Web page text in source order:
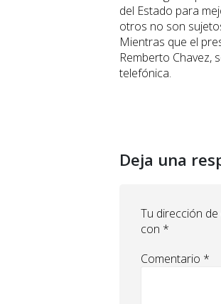
del Estado para
otros no son
Mientras que el
Remberto Chavez,
telefónica.
Deja una
Tu dirección
con *
Comentario *